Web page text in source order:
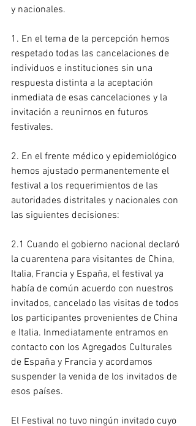
y nacionales.
1. En el tema de la percepción hemos
respetado todas las cancelaciones de
individuos e instituciones sin una
respuesta distinta a la aceptación
inmediata de esas cancelaciones y la
invitación a reunirnos en futuros
festivales.
2. En el frente médico y epidemiológico
hemos ajustado permanentemente el
festival a los requerimientos de las
autoridades distritales y nacionales con
las siguientes decisiones:
2.1 Cuando el gobierno nacional declaró
la cuarentena para visitantes de China,
Italia, Francia y España, el festival ya
había de común acuerdo con nuestros
invitados, cancelado las visitas de todos
los participantes provenientes de China
e Italia. Inmediatamente entramos en
contacto con los Agregados Culturales
de España y Francia y acordamos
suspender la venida de los invitados de
esos países.
El Festival no tuvo ningún invitado cuyo